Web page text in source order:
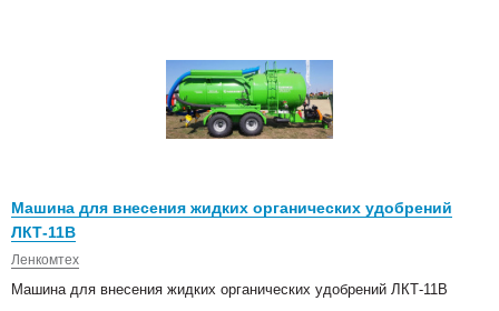
Машина для внесения жидких органических удобрений
ЛКТ-11В
Ленкомтех
Машина для внесения жидких органических удобрений ЛКТ-11В